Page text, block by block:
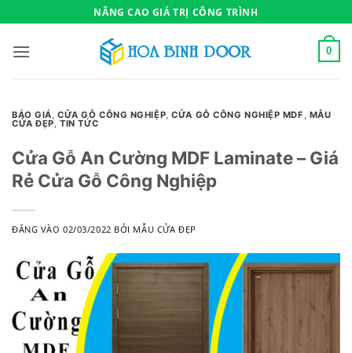
qua
nội
NÂNG CAO GIÁ TRỊ CÔNG TRÌNH
0
BÁO GIÁ,CỬA GỖ CÔNG NGHIỆP,CỬA GỖ CÔNG NGHIỆP MDF , MẪU
CỬA ĐẸP,TIN TỨC
Cửa Gỗ An Cường MDF Laminate – Giá
Rẻ Cửa Gỗ Công Nghiệp
ĐĂNG VÀO02/03/2022 BỞI MẪU CỬA ĐẸP